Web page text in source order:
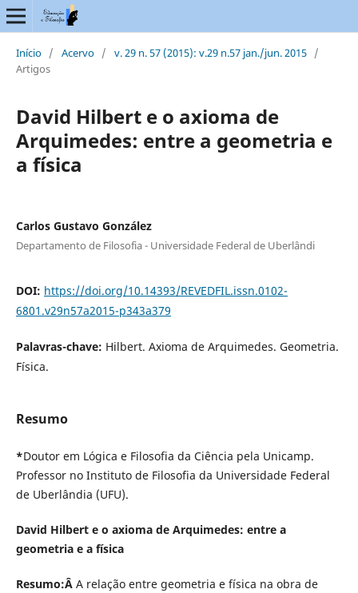
Início / Acervo / v. 29 n. 57 (2015): v.29 n.57 jan./jun. 2015 /
Artigos
David Hilbert e o axioma de
Arquimedes: entre a geometria e
a física
Carlos Gustavo González
Departamento de Filosofia - Universidade Federal de Uberlândi
DOI: https://doi.org/10.14393/REVEDFIL.issn.0102-
6801.v29n57a2015-p343a379
Palavras-chave: Hilbert. Axioma de Arquimedes. Geometria.
Física.
Resumo
*Doutor em Lógica e Filosofia da Ciência pela Unicamp.
Professor no Instituto de Filosofia da Universidade Federal
de Uberlândia (UFU).
David Hilbert e o axioma de Arquimedes: entre a
geometria e a física
Resumo:Â A relação entre geometria e física na obra de